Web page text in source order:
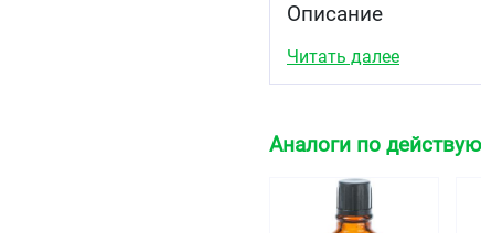
Описание
Прозрачная
Код АТХ
D08AX
Читать далее
Аналоги по